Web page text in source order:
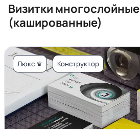
Визитки многослойные
(кашированные)
Люкс ♛ Конструктор